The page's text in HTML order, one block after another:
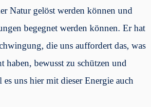
Natur gelöst werden können und
begegnet werden können. Er hat
die uns auffordert das, was
haben, bewusst zu schützen und
es uns hier mit dieser Energie auch